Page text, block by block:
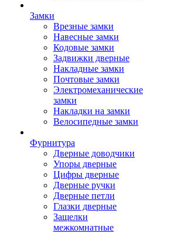
Замки
Врезные замки
Навесные замки
Кодовые замки
Задвижки дверные
Накладные замки
Почтовые замки
Электромеханические
замки
Накладки на замки
Велосипедные замки
Фурнитура
Дверные доводчики
Упоры дверные
Цифры дверные
Дверные ручки
Дверные петли
Глазки дверные
Защелки
межкомнатные